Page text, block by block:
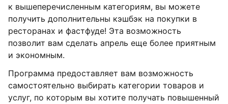
к вышеперечисленным категориям, вы можете
получить дополнительны кэшбэк на покупки в
ресторанах и фастфуде! Эта возможность
позволит вам сделать апрель еще более приятным
и экономным.
Программа предоставляет вам возможность
самостоятельно выбирать категории товаров и
услуг, по которым вы хотите получать повышенный